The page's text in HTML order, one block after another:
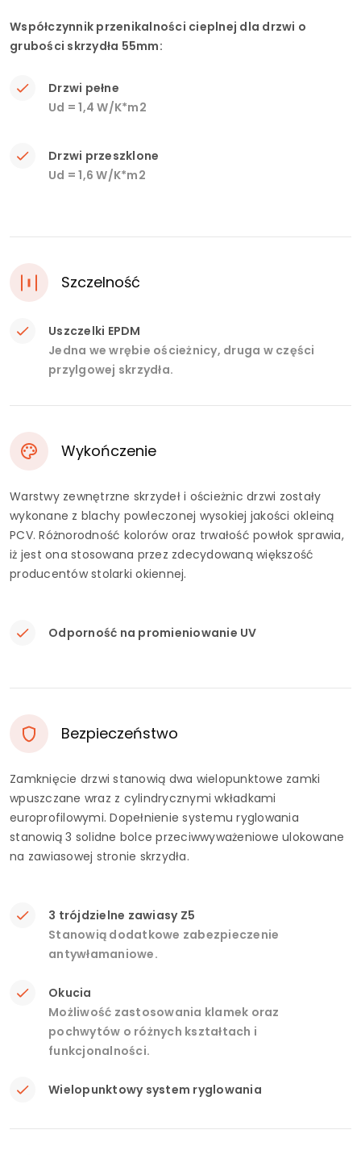
Współczynnik przenikalności cieplnej dla drzwi o
grubości skrzydła 55mm:
Drzwi pełne
Ud = 1,4 W/K*m2
Drzwi przeszklone
Ud = 1,6 W/K*m2
Szczelność
Uszczelki EPDM
Jedna we wrębie ościeżnicy, druga w części
przylgowej skrzydła.
Wykończenie
Warstwy zewnętrzne skrzydeł i ościeżnic drzwi zostały
wykonane z blachy powleczonej wysokiej jakości okleiną
PCV. Różnorodność kolorów oraz trwałość powłok sprawia,
iż jest ona stosowana przez zdecydowaną większość
producentów stolarki okiennej.
Odporność na promieniowanie UV
Bezpieczeństwo
Zamknięcie drzwi stanowią dwa wielopunktowe zamki
wpuszczane wraz z cylindrycznymi wkładkami
europrofilowymi. Dopełnienie systemu ryglowania
stanowią 3 solidne bolce przeciwwyważeniowe ulokowane
na zawiasowej stronie skrzydła.
3 trójdzielne zawiasy Z5
Stanowią dodatkowe zabezpieczenie
antywłamaniowe.
Okucia
Możliwość zastosowania klamek oraz
pochwytów o różnych kształtach i
funkcjonalności.
Wielopunktowy system ryglowania